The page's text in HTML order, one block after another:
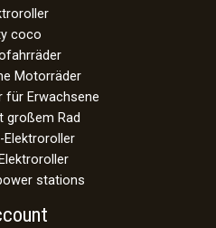
coco
Motorräder
für Erwachsene
großem Rad
stations